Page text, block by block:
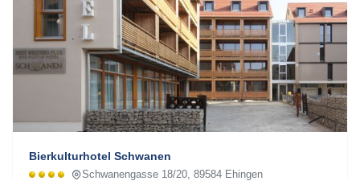
Bierkulturhotel Schwanen
Schwanengasse 18/20, 89584 Ehingen